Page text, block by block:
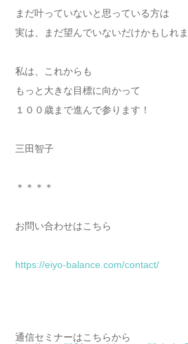
まだ叶っていないと思っている方は
実は、まだ望んでいないだけかもしれま
私は、これからも
もっと大きな目標に向かって
１００歳まで進んで参ります！
三田智子
＊＊＊＊
お問い合わせはこちら
https://eiyo-balance.com/contact/
通信セミナーはこちらから